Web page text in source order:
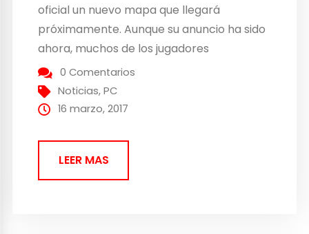
oficial un nuevo mapa que llegará
próximamente. Aunque su anuncio ha sido
ahora, muchos de los jugadores
descubrieron archivos dentro del juego
con el nombre de “Canals”. Ya es oficial,
Canals está ambientando en Venecia, hay
ciudad...
0 Comentarios
Noticias,PC
16 marzo, 2017
LEER MAS